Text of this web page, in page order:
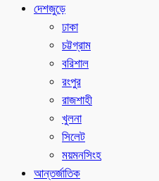
দেশজুড়ে
ঢাকা
চট্টগ্রাম
বরিশাল
রংপুর
রাজশাহী
খুলনা
সিলেট
ময়মনসিংহ
আন্তর্জাতিক